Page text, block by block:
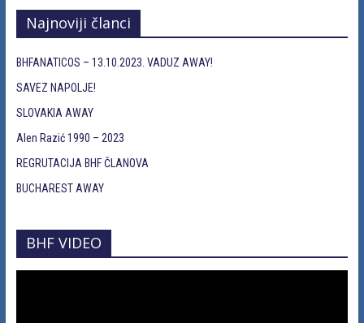
Najnoviji članci
BHFANATICOS – 13.10.2023. VADUZ AWAY!
SAVEZ NAPOLJE!
SLOVAKIA AWAY
Alen Razić 1990 – 2023
REGRUTACIJA BHF ČLANOVA
BUCHAREST AWAY
BHF VIDEO